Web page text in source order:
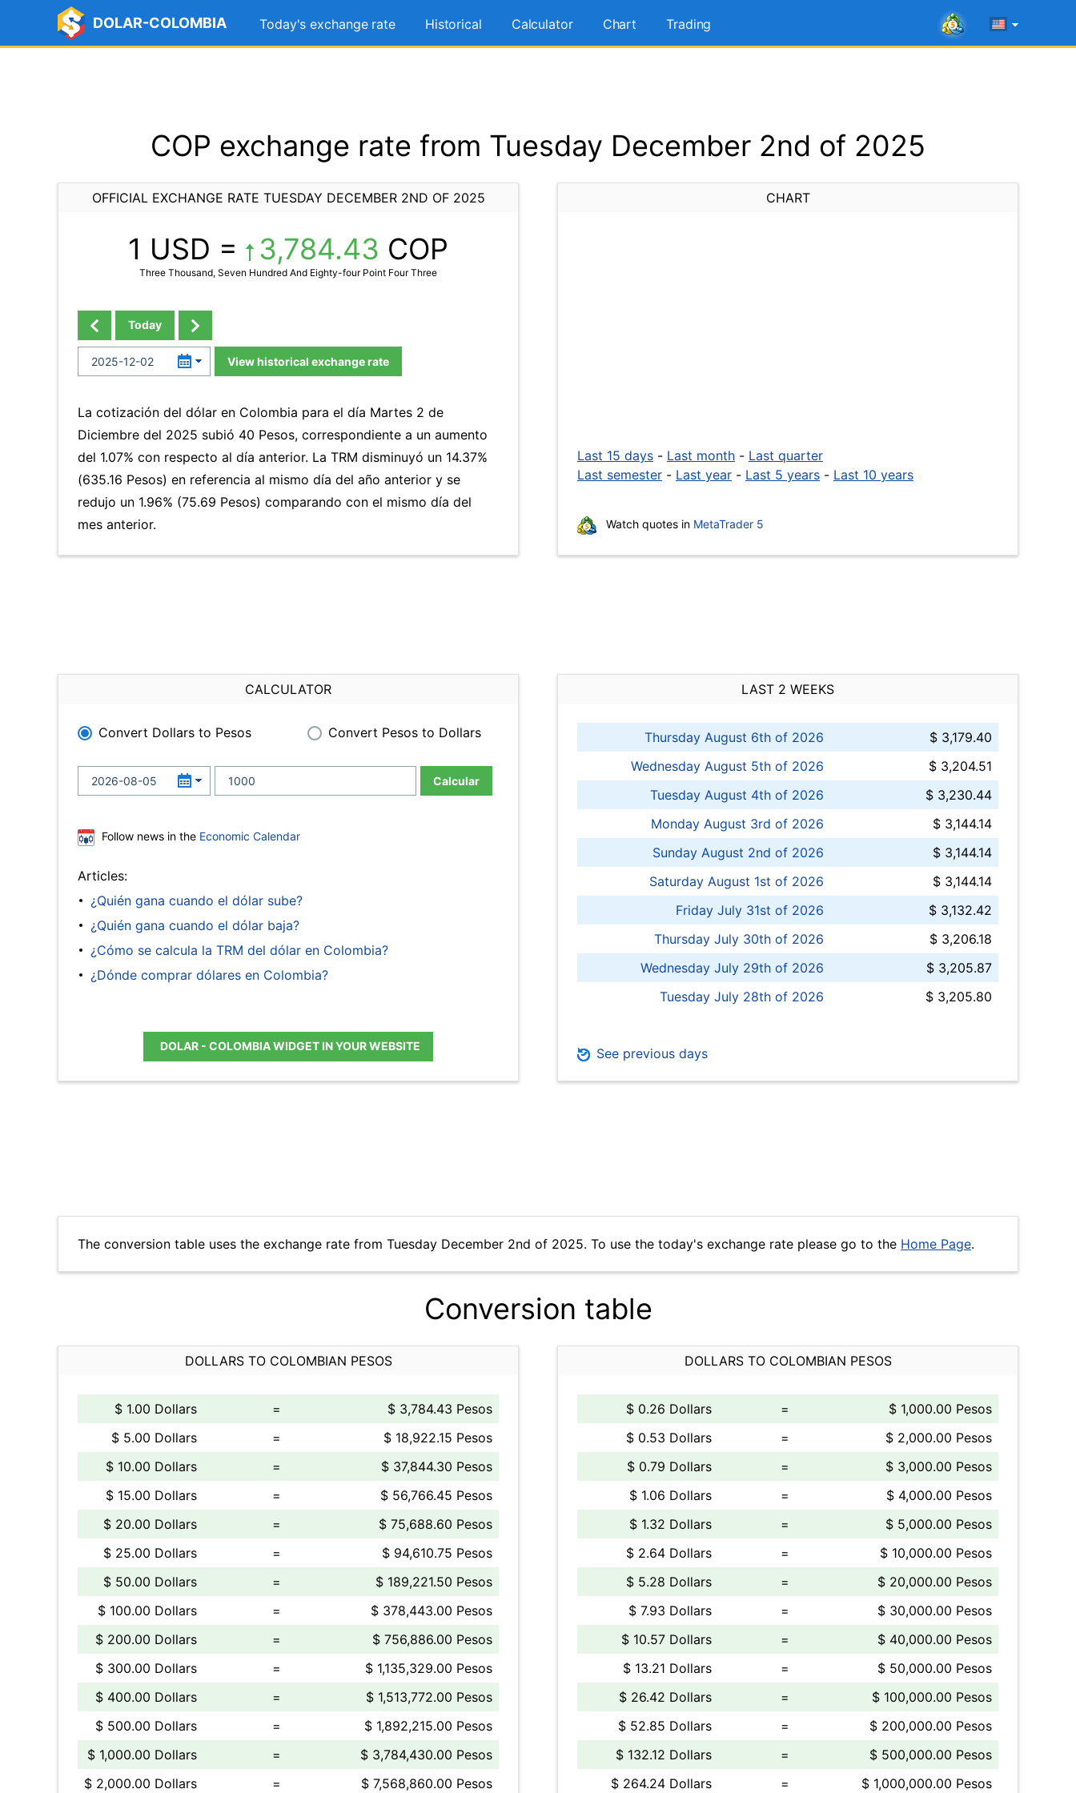
DOLAR-COLOMBIA Today's exchange rate Historical Calculator Chart Trading
COP exchange rate from Tuesday December 2nd of 2025
OFFICIAL EXCHANGE RATE TUESDAY DECEMBER 2ND OF 2025
1 USD = 3,784.43 COP
Three Thousand, Seven Hundred And Eighty-four Point Four Three
Today
View historical exchange rate
La cotización del dólar en Colombia para el día Martes 2 de
Diciembre del 2025 subió 40 Pesos, correspondiente a un aumento
del 1.07% con respecto al día anterior. La TRM disminuyó un 14.37%
(635.16 Pesos) en referencia al mismo día del año anterior y se
redujo un 1.96% (75.69 Pesos) comparando con el mismo día del
mes anterior.
CHART
Last 15 days - Last month - Last quarter
Last semester - Last year - Last 5 years - Last 10 years
Watch quotes in MetaTrader 5
CALCULATOR
Convert Dollars to Pesos Convert Pesos to Dollars
Calcular
Follow news in the Economic Calendar
Articles:
¿Quién gana cuando el dólar sube?
¿Quién gana cuando el dólar baja?
¿Cómo se calcula la TRM del dólar en Colombia?
¿Dónde comprar dólares en Colombia?
DOLAR - COLOMBIA WIDGET IN YOUR WEBSITE
LAST 2 WEEKS
Thursday August 6th of 2026
$ 3,179.40
Wednesday August 5th of 2026
$ 3,204.51
Tuesday August 4th of 2026
$ 3,230.44
Monday August 3rd of 2026
$ 3,144.14
Sunday August 2nd of 2026
$ 3,144.14
Saturday August 1st of 2026
$ 3,144.14
Friday July 31st of 2026
$ 3,132.42
Thursday July 30th of 2026
$ 3,206.18
Wednesday July 29th of 2026
$ 3,205.87
Tuesday July 28th of 2026
$ 3,205.80
See previous days
The conversion table uses the exchange rate from Tuesday December 2nd of 2025. To use the today's exchange rate please go to the Home Page.
Conversion table
DOLLARS TO COLOMBIAN PESOS
$ 1.00 Dollars =
$ 3,784.43 Pesos
$ 5.00 Dollars
=
$ 18,922.15 Pesos
$ 10.00 Dollars
=
$ 37,844.30 Pesos
$ 15.00 Dollars
=
$ 56,766.45 Pesos
$ 20.00 Dollars
=
$ 75,688.60 Pesos
$ 25.00 Dollars
=
$ 94,610.75 Pesos
$ 50.00 Dollars
=
$ 189,221.50 Pesos
$ 100.00 Dollars
=
$ 378,443.00 Pesos
$ 200.00 Dollars
=
$ 756,886.00 Pesos
$ 300.00 Dollars
=
$ 1,135,329.00 Pesos
$ 400.00 Dollars
=
$ 1,513,772.00 Pesos
$ 500.00 Dollars
=
$ 1,892,215.00 Pesos
$ 1,000.00 Dollars
=
$ 3,784,430.00 Pesos
$ 2,000.00 Dollars
= $ 7,568,860.00 Pesos
DOLLARS TO COLOMBIAN PESOS
$ 0.26 Dollars =
$ 1,000.00 Pesos
$ 0.53 Dollars
=
$ 2,000.00 Pesos
$ 0.79 Dollars
=
$ 3,000.00 Pesos
$ 1.06 Dollars
=
$ 4,000.00 Pesos
$ 1.32 Dollars
=
$ 5,000.00 Pesos
$ 2.64 Dollars
=
$ 10,000.00 Pesos
$ 5.28 Dollars
=
$ 20,000.00 Pesos
$ 7.93 Dollars
=
$ 30,000.00 Pesos
$ 10.57 Dollars
=
$ 40,000.00 Pesos
$ 13.21 Dollars
=
$ 50,000.00 Pesos
$ 26.42 Dollars
=
$ 100,000.00 Pesos
$ 52.85 Dollars
=
$ 200,000.00 Pesos
$ 132.12 Dollars
=
$ 500,000.00 Pesos
$ 264.24 Dollars
= $ 1,000,000.00 Pesos